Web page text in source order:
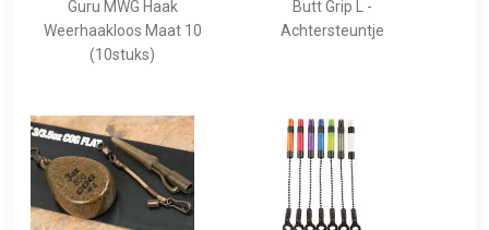
Guru MWG Haak
Weerhaakloos Maat 10
(10stuks)
Butt Grip L -
Achtersteuntje